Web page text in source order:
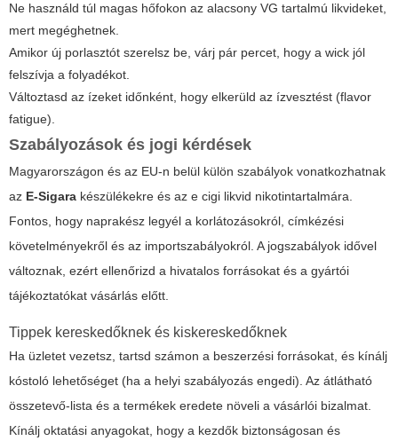
Ne használd túl magas hőfokon az alacsony VG tartalmú likvideket,
mert megéghetnek.
Amikor új porlasztót szerelsz be, várj pár percet, hogy a wick jól
felszívja a folyadékot.
Változtasd az ízeket időnként, hogy elkerüld az ízvesztést (flavor
fatigue).
Szabályozások és jogi kérdések
Magyarországon és az EU-n belül külön szabályok vonatkozhatnak
az E-Sigara készülékekre és az e cigi likvid nikotintartalmára.
Fontos, hogy naprakész legyél a korlátozásokról, címkézési
követelményekről és az importszabályokról. A jogszabályok idővel
változnak, ezért ellenőrizd a hivatalos forrásokat és a gyártói
tájékoztatókat vásárlás előtt.
Tippek kereskedőknek és kiskereskedőknek
Ha üzletet vezetsz, tartsd számon a beszerzési forrásokat, és kínálj
kóstoló lehetőséget (ha a helyi szabályozás engedi). Az átlátható
összetevő-lista és a termékek eredete növeli a vásárlói bizalmat.
Kínálj oktatási anyagokat, hogy a kezdők biztonságosan és